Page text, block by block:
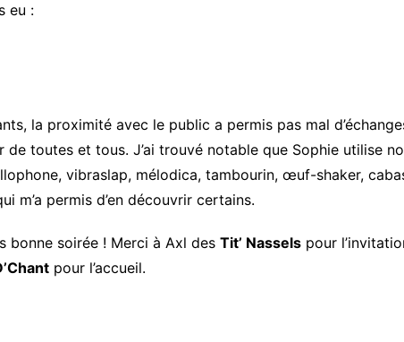
eu :
la proximité avec le public a permis pas mal
de toutes et tous. J’ai trouvé notable que Sophie utilise
vibraslap, mélodica, tambourin, œuf-shaker,
m’a permis d’en découvrir certains.
bonne soirée ! Merci à Axl des Tit’ Nassels pour
pour l’accueil.